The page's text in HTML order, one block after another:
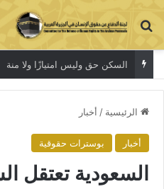
بحث عن
السكن حق وليس امتيازًا ولا منة
الرئيسية / أخبار
أخبار بوسترات حقوقية
السعودية تعتقل